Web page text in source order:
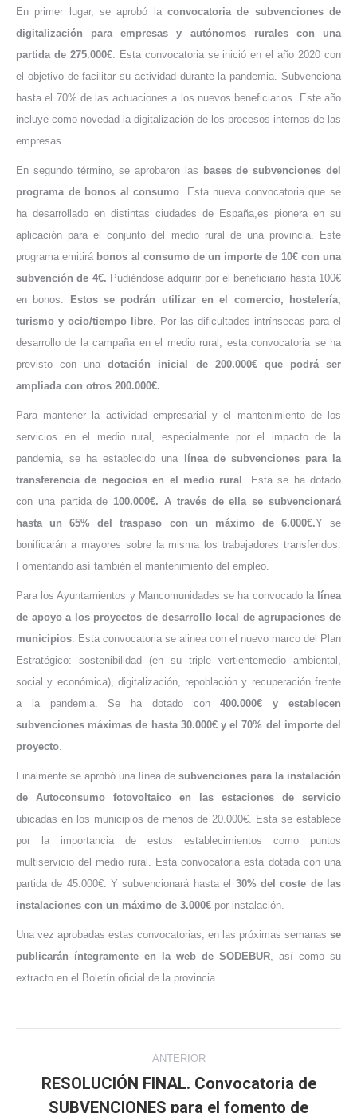
En primer lugar, se aprobó la convocatoria de subvenciones de
digitalización para empresas y autónomos rurales con una
partida de 275.000€. Esta convocatoria se inició en el año 2020 con
el objetivo de facilitar su actividad durante la pandemia. Subvenciona
hasta el 70% de las actuaciones a los nuevos beneficiarios. Este año
incluye como novedad la digitalización de los procesos internos de las
empresas.
En segundo término, se aprobaron las bases de subvenciones del
programa de bonos al consumo. Esta nueva convocatoria que se
ha desarrollado en distintas ciudades de España,es pionera en su
aplicación para el conjunto del medio rural de una provincia. Este
programa emitirá bonos al consumo de un importe de 10€ con una
subvención de 4€. Pudiéndose adquirir por el beneficiario hasta 100€
en bonos.
Estos se podrán utilizar en el comercio, hostelería,
turismo y ocio/tiempo libre. Por las dificultades intrínsecas para el
desarrollo de la campaña en el medio rural, esta convocatoria se ha
previsto con unadotación inicial de 200.000€ que podrá ser
ampliada con otros 200.000€.
Para mantener la actividad empresarial y el mantenimiento de los
servicios en el medio rural, especialmente por el impacto de la
pandemia, se ha establecido una
línea de subvenciones para la
transferencia de negocios en el medio rural . Esta se ha dotado
con una partida de 100.000€. A través de ella se subvencionará
hasta un 65% del traspaso con un máximo de 6.000€.Y se
bonificarán a mayores sobre la misma los trabajadores transferidos.
Fomentando así también el mantenimiento del empleo.
Para los Ayuntamientos y Mancomunidades se ha convocado la línea
de apoyo a los proyectos de desarrollo local de agrupaciones de
municipios. Esta convocatoria se alinea con el nuevo marco del Plan
Estratégico: sostenibilidad (en su triple vertientemedio ambiental,
social y económica), digitalización, repoblación y recuperación frente
a la pandemia. Se ha dotado con400.000€ y establecen
subvenciones máximas de hasta 30.000€ y el 70% del importe del
proyecto.
Finalmente se aprobó una línea de subvenciones para la instalación
de Autoconsumo fotovoltaico en las estaciones de servicio
ubicadas en los municipios de menos de 20.000€. Esta se establece
por la importancia de estos establecimientos como puntos
multiservicio del medio rural. Esta convocatoria esta dotada con una
partida de 45.000€. Y subvencionará hasta el 30% del coste de las
instalaciones con un máximo de 3.000€ por instalación.
Una vez aprobadas estas convocatorias, en las próximas semanas se
publicarán íntegramente en la web de SODEBUR, así como su
extracto en el Boletín oficial de la provincia.
entre
ANTERIOR
RESOLUCIÓN FINAL. Convocatoria de
SUBVENCIONES para el fomento de